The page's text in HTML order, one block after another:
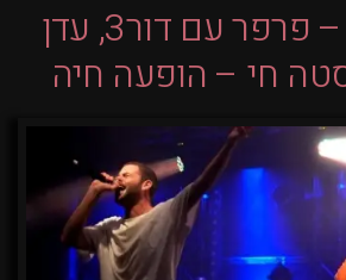
עטר מיינר – פרפר עם דור3, עדן
חי – הופעה חיה